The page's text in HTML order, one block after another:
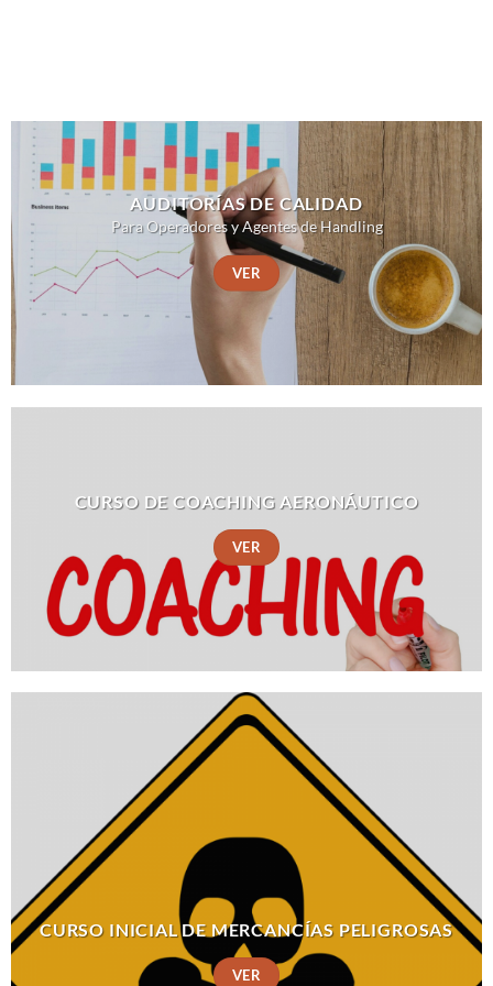
AUDITORÍAS DE CALIDAD
Para Operadores y Agentes de Handling
VER
CURSO DE COACHING AERONÁUTICO
VER
CURSO INICIAL DE MERCANCÍAS PELIGROSAS
VER